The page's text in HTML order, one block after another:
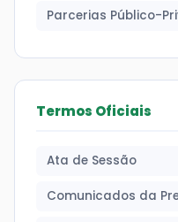
Parcerias Público-
Termos Oficiais
Ata de Sessão
Comunicados da